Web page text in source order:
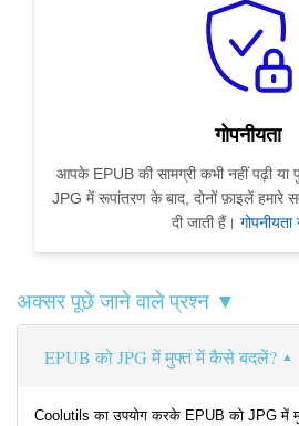
गोपनीयता
आपके EPUB की सामग्री कभी नहीं पढ़ी या
JPG में रूपांतरण के बाद, दोनों फ़ाइलें हमारे
दी जाती हैं। गोपनीयता
अक्सर पूछे जाने वाले प्रश्न ▼
EPUB को JPG में मुफ्त में कैसे बदलें?
Coolutils का उपयोग करके EPUB को JPG में